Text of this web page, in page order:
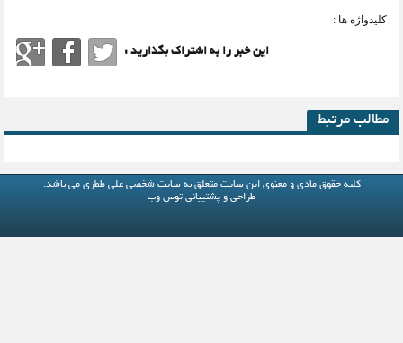
کلیدواژه ها :
این خبر را به اشتراک بگذارید :
مطالب مرتبط
کلیه حقوق مادی و معنوی این سایت متعلق بهسایت شخصی علی ططری می باشد.
طراحی و پشتیبانی توس وب